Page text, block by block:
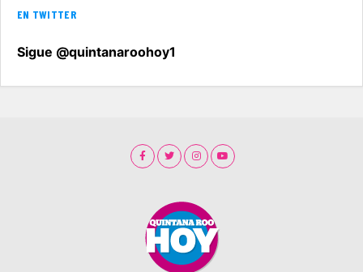
EN TWITTER
Sigue @quintanaroohoy1